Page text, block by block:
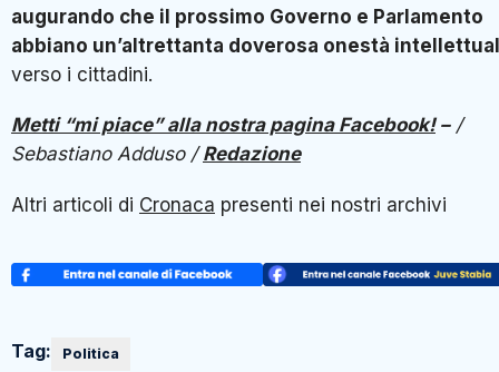
augurando che il prossimo Governo e Parlamento
abbiano un’altrettanta doverosa onestà
verso i cittadini.
Metti “mi piace” alla nostra pagina Facebook!–/
Sebastiano Adduso /Redazione
Altri articoli di Cronaca presenti nei nostri archivi
Tag: Politica